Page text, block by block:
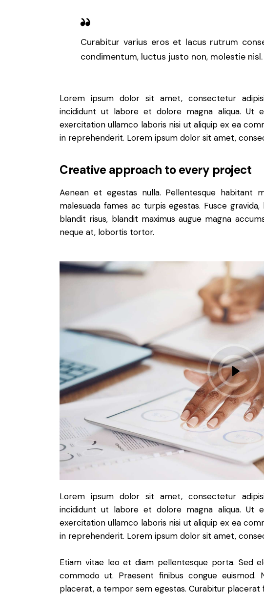
Curabitur varius eros et lacus rutrum
condimentum, luctus justo non, molestie nisl.
Lorem ipsum dolor sit amet, consectetur
incididunt ut labore et dolore magna aliqua. Ut
exercitation ullamco laboris nisi ut aliquip ex ea
in reprehenderit. Lorem ipsum dolor sit amet,
Creative approach to every project
Aenean et egestas nulla. Pellentesque habitant
malesuada fames ac turpis egestas. Fusce
blandit risus, blandit maximus augue magna
neque at, lobortis tortor.
Lorem ipsum dolor sit amet, consectetur
incididunt ut labore et dolore magna aliqua. Ut
exercitation ullamco laboris nisi ut aliquip ex ea
in reprehenderit. Lorem ipsum dolor sit amet,
Etiam vitae leo et diam pellentesque porta. Sed
commodo ut. Praesent finibus congue euismod.
placerat, a tempor sem egestas. Curabitur placerat